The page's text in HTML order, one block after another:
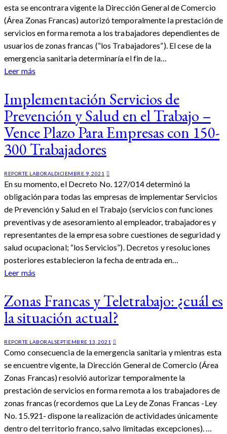
esta se encontrara vigente la Dirección General de Comercio
(Área Zonas Francas) autorizó temporalmente la prestación de
servicios en forma remota a los trabajadores dependientes de
usuarios de zonas francas (“los Trabajadores”). El cese de la
emergencia sanitaria determinaría el fin de la…
Leer más
Implementación Servicios de
Prevención y Salud en el Trabajo –
Vence Plazo Para Empresas con 150-
300 Trabajadores
REPORTE LABORAL DICIEMBRE 9, 2021
En su momento, el Decreto No. 127/014 determinó la
obligación para todas las empresas de implementar Servicios
de Prevención y Salud en el Trabajo (servicios con funciones
preventivas y de asesoramiento al empleador, trabajadores y
representantes de la empresa sobre cuestiones de seguridad y
salud ocupacional; “los Servicios”). Decretos y resoluciones
posteriores establecieron la fecha de entrada en…
Leer más
Zonas Francas y Teletrabajo: ¿cuál es
la situación actual?
REPORTE LABORAL SEPTIEMBRE 13, 2021
Como consecuencia de la emergencia sanitaria y mientras esta
se encuentre vigente, la Dirección General de Comercio (Área
Zonas Francas) resolvió autorizar temporalmente la
prestación de servicios en forma remota a los trabajadores de
zonas francas (recordemos que La Ley de Zonas Francas -Ley
No. 15.921- dispone la realización de actividades únicamente
dentro del territorio franco, salvo limitadas excepciones). …